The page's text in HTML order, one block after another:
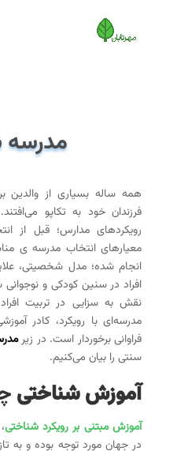
مدرسه
همه ساله بسیاری از والدین
فرزندان خود به تکاپو
رویکردهای مدارس؛ قبل از
معیارهای انتخاب مدرسه‌ ی
انجام شده؛ مدل شخصیتی،
افراد در سنین کودکی و
نقش به سزایی در تربیت
مدرسه‌ای با رویکرد، کادر
فراوانی برخوردار است. در زیر
سنتی را بیان می‌کنیم.
آموزش شناختی
آموزش مبتنی بر رویکرد شناختی
در جهان مورد توجه بوده و به